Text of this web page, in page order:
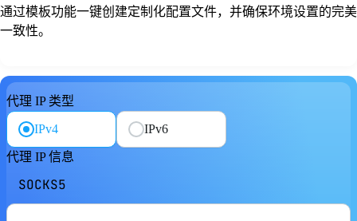
通过模板功能一键创建定制化配置文件，并确保环境设置的完美
一致性。
代理 IP 类型
IPv4 IPv6
代理 IP 信息
SOCKS5